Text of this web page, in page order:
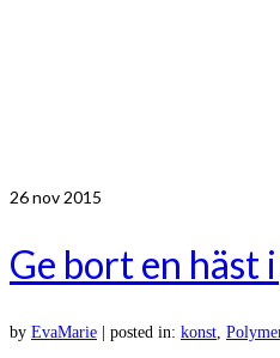
26nov 2015
Ge bort en häst
by EvaMarie posted in: konst,